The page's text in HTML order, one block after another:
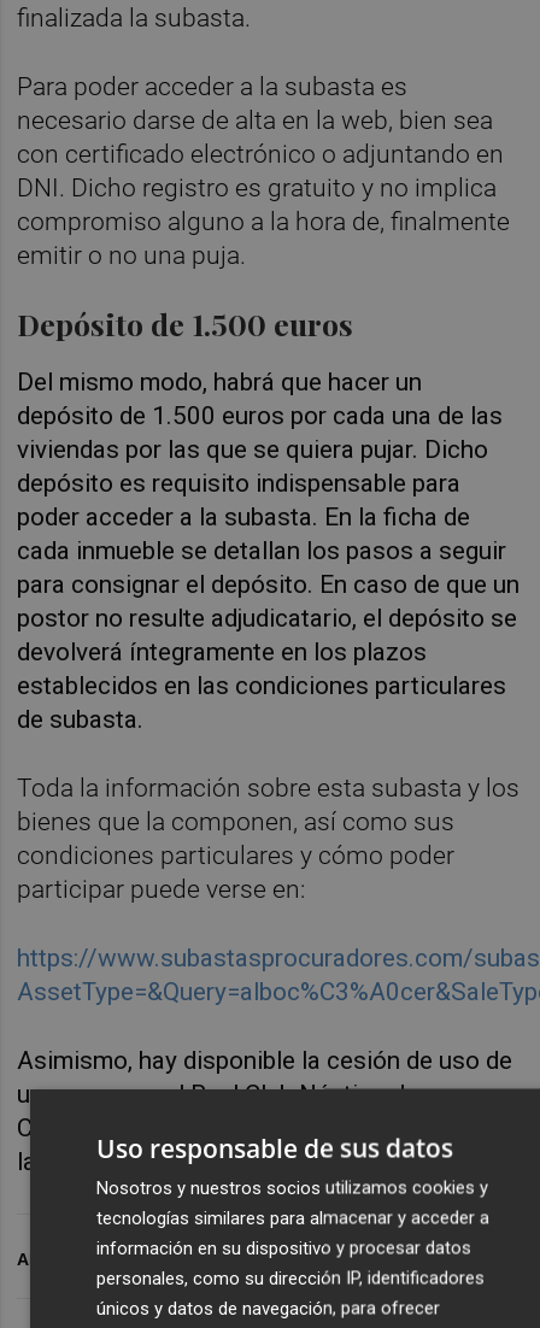
finalizada la subasta.
Para poder acceder a la subasta es
necesario darse de alta en la web, bien sea
con certificado electrónico o adjuntando en
DNI. Dicho registro es gratuito y no implica
compromiso alguno a la hora de, finalmente
emitir o no una puja.
Depósito de 1.500 euros
Del mismo modo, habrá que hacer un
depósito de 1.500 euros por cada una de las
viviendas por las que se quiera pujar. Dicho
depósito es requisito indispensable para
poder acceder a la subasta. En la ficha de
cada inmueble se detallan los pasos a seguir
para consignar el depósito. En caso de que un
postor no resulte adjudicatario, el depósito se
devolverá íntegramente en los plazos
establecidos en las condiciones particulares
de subasta.
Toda la información sobre esta subasta y los
bienes que la componen, así como sus
condiciones particulares y cómo poder
participar puede verse en:
https://www.subastasprocuradores.com/
Asimismo, hay disponible la cesión de uso de
un amarre en el Real Club Náutico de
Castellón. El depósito requerido, al igual que
la puja mínima es de 1.000 euros.
ARCHIVADO EN SUBASTA
Uso responsable de sus datos
Nosotros y nuestros socios utilizamos cookies y
tecnologías similares para almacenar y acceder a
información en su dispositivo y procesar datos
personales, como su dirección IP, identificadores
únicos y datos de navegación, para ofrecer